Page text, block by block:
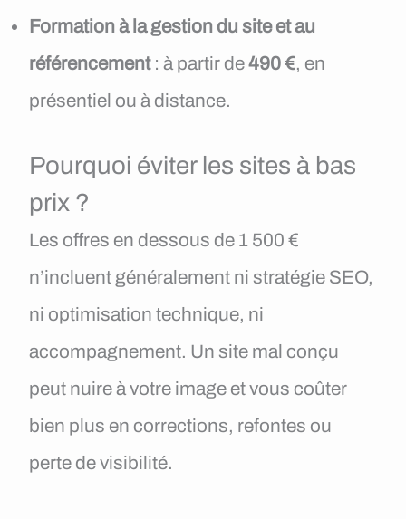
Formation à la gestion du site et au
référencement: à partir de490 €, en
présentiel ou à distance.
Pourquoi éviter les sites à bas
prix ?
Les offres en dessous de 1 500 €
n’incluent généralement ni stratégie SEO,
ni optimisation technique, ni
accompagnement. Un site mal conçu
peut nuire à votre image et vous coûter
bien plus en corrections, refontes ou
perte de visibilité.